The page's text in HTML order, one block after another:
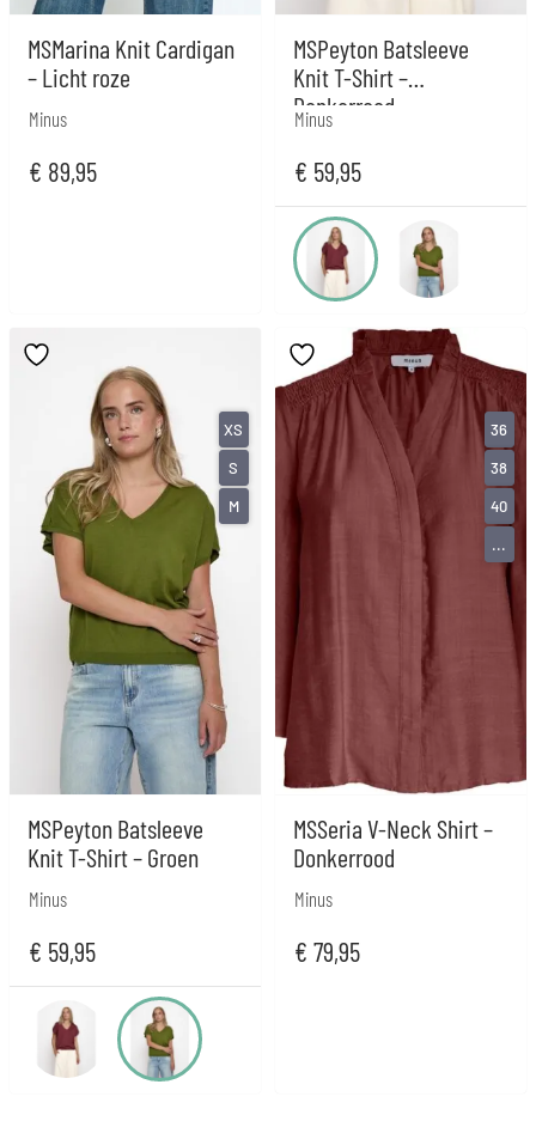
MSMarina Knit Cardigan
– Licht roze
Minus
€ 89,95
MSPeyton Batsleeve
Knit T-Shirt –
Donkerrood
Minus
€ 59,95
MSPeyton Batsleeve
Knit T-Shirt – Groen
Minus
€ 59,95
XS
S
M
MSSeria V-Neck Shirt –
Donkerrood
Minus
€ 79,95
36
38
40
...